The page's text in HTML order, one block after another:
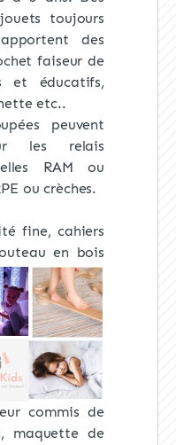
toujours
des
faiseur de
et éducatifs,
etc..
peuvent
les relais
RAM ou
ou crèches.
fine, cahiers
en bois
commis de
maquette de